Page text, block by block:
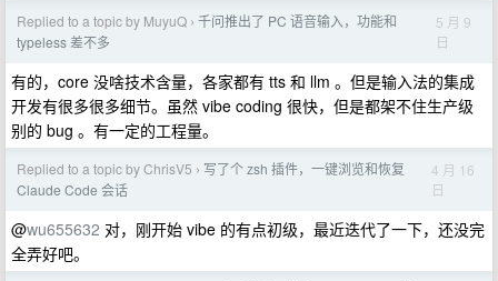
Replied to a topic by MuyuQ › 千问推出了 PC 语音输入，功能和
typeless 差不多
5 月 9
日
有的，core 没啥技术含量，各家都有 tts 和 llm 。但是输入法的集成
开发有很多很多细节。虽然 vibe coding 很快，但是都架不住生产级
别的 bug 。有一定的工程量。
Replied to a topic by ChrisV5 › 写了个 zsh 插件，一键浏览和恢复
Claude Code 会话
4 月 16
日
@wu655632 对，刚开始 vibe 的有点初级，最近迭代了一下，还没完
全弄好吧。